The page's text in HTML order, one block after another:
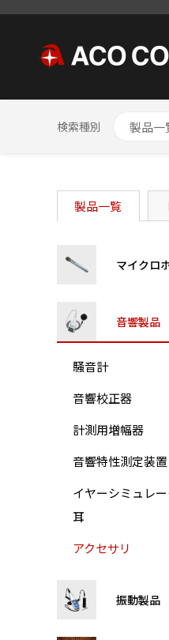
検索種別
HOME 製品一覧
製品一覧
マイクロ
音響製品
騒音計
音響校正器
計測用増幅器
音響特性測定装置
イヤーシミュレ
耳
アクセサリ
振動製品